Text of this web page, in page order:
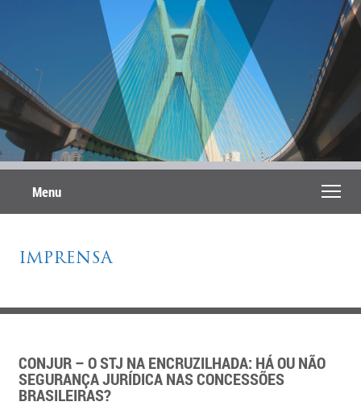
Menu
IMPRENSA
CONJUR – O STJ NA ENCRUZILHADA: HÁ OU NÃO
SEGURANÇA JURÍDICA NAS CONCESSÕES
BRASILEIRAS?